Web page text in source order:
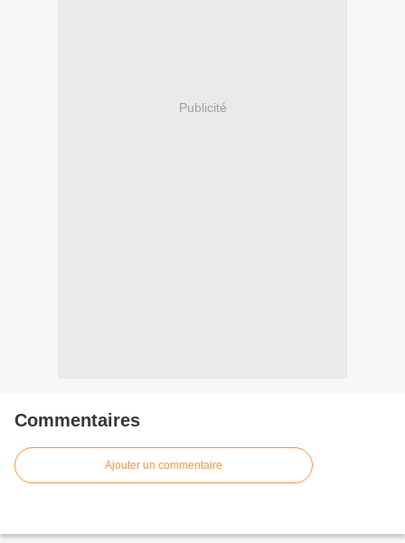
Publicité
Commentaires
Ajouter un commentaire